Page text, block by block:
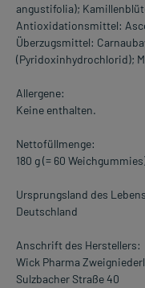
angustifolia);
Antioxidationsmittel:
Überzugsmittel:
(Pyridoxinhydrochlorid);
Allergene:
Keine enthalten.
Nettofüllmenge:
180 g (= 60
Ursprungsland des
Deutschland
Anschrift des Herstellers:
Wick Pharma
Sulzbacher Straße 40